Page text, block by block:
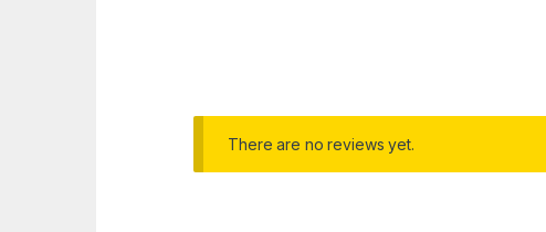
There are no reviews yet.